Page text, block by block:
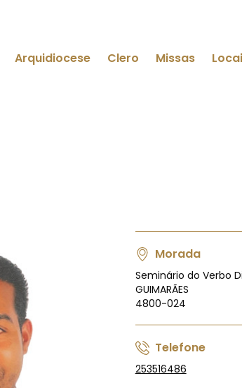
Arquidiocese Clero Missas
Morada
Seminário do Verbo
GUIMARÃES
4800-024
Telefone
253516486